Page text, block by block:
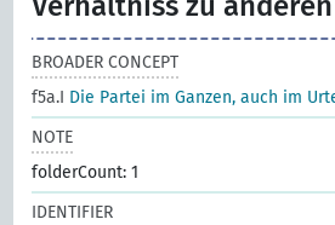
BROADER CONCEPT
f5a.I Die Partei im Ganzen, auch im
NOTE
folderCount: 1
IDENTIFIER